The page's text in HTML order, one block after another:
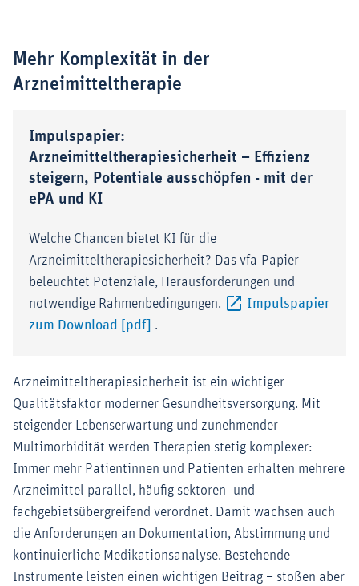
Mehr Komplexität in der
Arzneimitteltherapie
Impulspapier:
Arzneimitteltherapiesicherheit – Effizienz
steigern, Potentiale ausschöpfen - mit der
ePA und KI
Welche Chancen bietet KI für die
Arzneimitteltherapiesicherheit? Das vfa-Papier
beleuchtet Potenziale, Herausforderungen und
notwendige Rahmenbedingungen.
Impulspapier
zum Download [pdf]
Externer-Link (Öffnet im neuen
.
Arzneimitteltherapiesicherheit ist ein wichtiger
Qualitätsfaktor moderner Gesundheitsversorgung. Mit
steigender Lebenserwartung und zunehmender
Multimorbidität werden Therapien stetig komplexer:
Immer mehr Patientinnen und Patienten erhalten mehrere
Arzneimittel parallel, häufig sektoren- und
fachgebietsübergreifend verordnet. Damit wachsen auch
die Anforderungen an Dokumentation, Abstimmung und
kontinuierliche Medikationsanalyse. Bestehende
Instrumente leisten einen wichtigen Beitrag – stoßen aber